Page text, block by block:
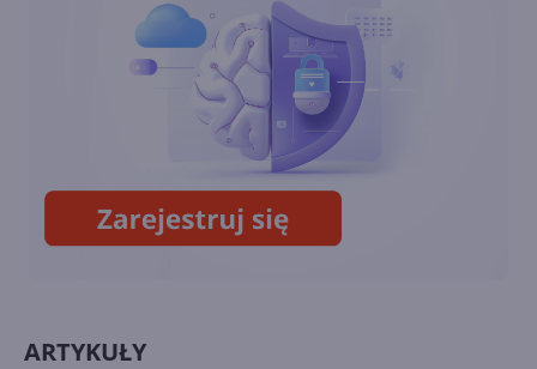
Phone
Bill Gates przyznał się do
błędu z Windows Phone. Na
rynku mobilnym zwycięzca
zgarnia wszystko
ARTYKUŁY